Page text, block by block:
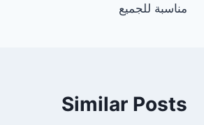
مناسبة للجميع
Similar Posts